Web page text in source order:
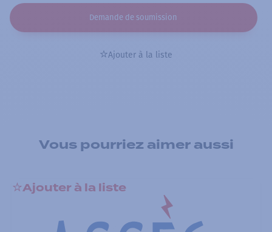
Demande de soumission
Ajouter à la liste
Vous pourriez aimer aussi
Ajouter à la liste